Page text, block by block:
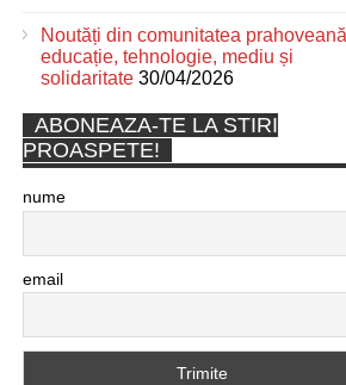
Noutăți din comunitatea
educație, tehnologie, mediu și
solidaritate 30/04/2026
ABONEAZA-TE LA STIRI
PROASPETE!
nume
email